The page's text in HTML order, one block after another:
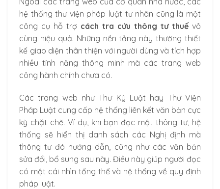
hệ thống thư viện pháp luật tư nhân cũng là một
công cụ hỗ trợ cách tra cứu thông tư thuế vô
cùng hiệu quả. Những nền tảng này thường thiết
kế giao diện thân thiện với người dùng và tích hợp
nhiều tính năng thông minh mà các trang web
công hành chính chưa có.
Các trang web như Thư Ký Luật hay Thư Viện
Pháp Luật cung cấp hệ thống liên kết văn bản cực
kỳ chặt chẽ. Ví dụ, khi bạn đọc một thông tư, hệ
thống sẽ hiển thị danh sách các Nghị định mà
thông tư đó hướng dẫn, cũng như các văn bản
sửa đổi, bổ sung sau này. Điều này giúp người đọc
có một cái nhìn tổng thể và hệ thống về quy định
pháp luật.